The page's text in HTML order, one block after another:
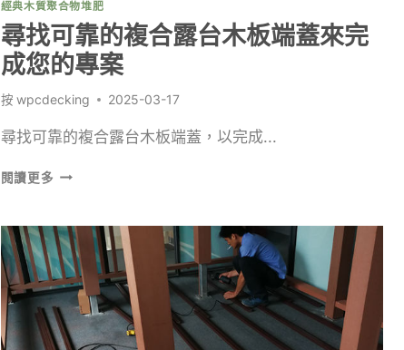
經典木質聚合物堆肥
尋找可靠的複合露台木板端蓋來完
成您的專案
按 wpcdecking 2025-03-17
尋找可靠的複合露台木板端蓋，以完成...
閱讀更多 尋
靠
的
複
合
露
台
木